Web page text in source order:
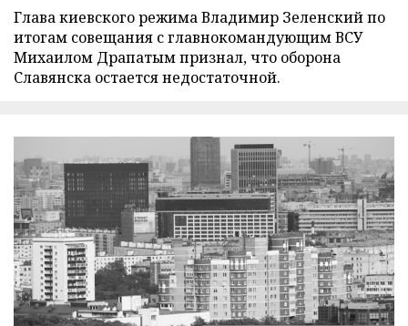
Глава киевского режима Владимир Зеленский по
итогам совещания с главнокомандующим ВСУ
Михаилом Драпатым признал, что оборона
Славянска остается недостаточной.